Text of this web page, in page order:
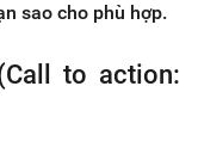
sao cho phù hợp.
to action: